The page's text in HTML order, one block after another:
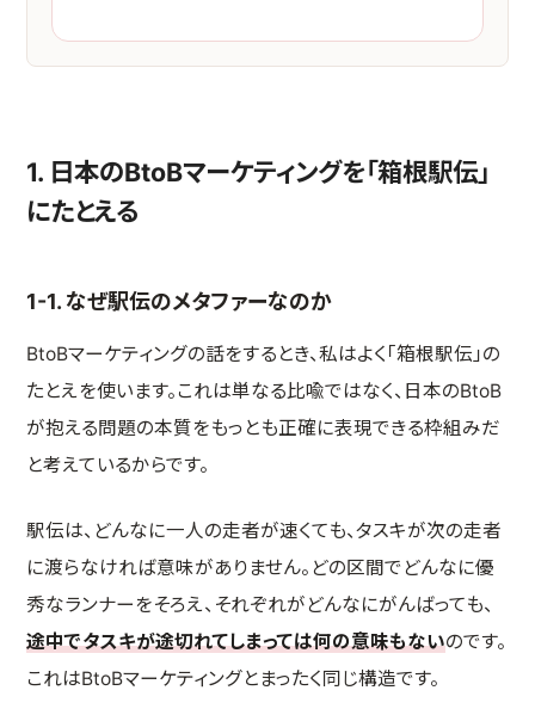
1. 日本のBtoBマーケティングを「箱根駅伝」
にたとえる
1-1. なぜ駅伝のメタファーなのか
BtoBマーケティングの話をするとき、私はよく「箱根駅伝」の
たとえを使います。これは単なる比喩ではなく、日本のBtoB
が抱える問題の本質をもっとも正確に表現できる枠組みだ
と考えているからです。
駅伝は、どんなに一人の走者が速くても、タスキが次の走者
に渡らなければ意味がありません。どの区間でどんなに優
秀なランナーをそろえ、それぞれがどんなにがんばっても、
途中でタスキが途切れてしまっては何の意味もないのです。
これはBtoBマーケティングとまったく同じ構造です。